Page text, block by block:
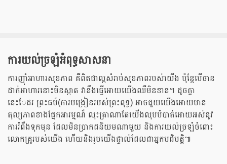
ការយល់ច្រឡំអំពុទ្ធសាសនា
ការញុាំអាហារសុខភាព គឺពិតជាល្អសំរាប់សុខភាពរបស់យើង ប៉ុន្តែបើចាន
ដាក់អាហារនោះមិនស្អាត វានឹងធ្វើអោយយើងឈឺមិនខាន។ ដូចគ្នា
នេះែដរ ព្រះធម៍(ការបង្រៀនរបស់ព្រះពុទ្ធ) អាចជួយយើងអោយមាន
តុល្យភាពខាងផ្នែកអារម្មណ៏ លុះត្រាណាតែយើងលុបបំបាត់អោយអស់នូវ
ការរំពឹងទុកមុន ដែលមិនប្រាកដនិយមណាមួយ និងការយល់ច្រឡំចំពោះ
លោកគ្រូរបស់យើង ហើយនិងរូបយើងផ្ទាល់ដែលជាអ្នកបដិបត្តិ៕